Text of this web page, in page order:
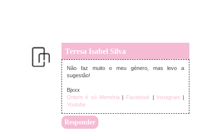
Teresa Isabel Silva
segunda-feira, novembro 02, 2020
Não faz muito o meu género, mas levo a
sugestão!
Bjxxx
Ontem é só Memória | Facebook | Instagram|
Youtube
Responder